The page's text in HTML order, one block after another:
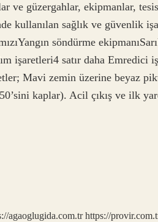
ve güzergahlar, ekipmanlar,
kullanılan sağlık ve güvenlik
söndürme
işaretleri4 satır daha Emredici
Mavi zemin üzerine beyaz
kaplar). Acil çıkış ve ilk
agaoglugida.com.tr https://